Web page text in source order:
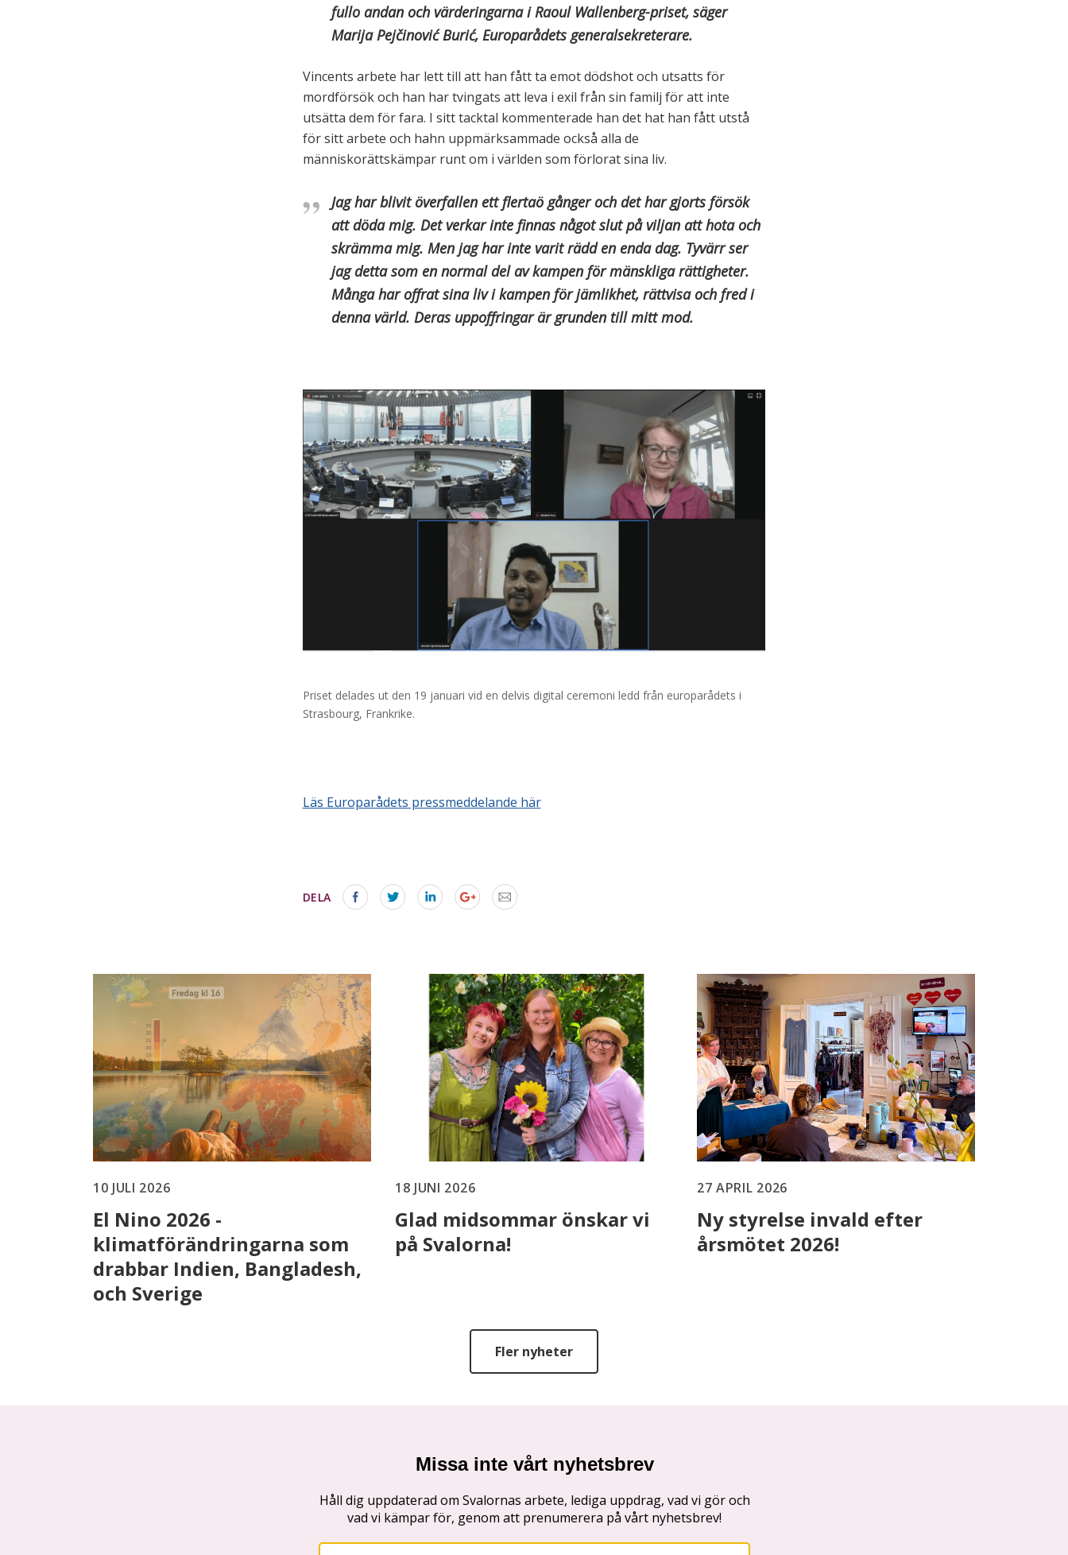
fullo andan och värderingarna i Raoul Wallenberg-priset, säger
Marija Pejčinović Burić, Europarådets generalsekreterare.
Vincents arbete har lett till att han fått ta emot dödshot och utsatts för
mordförsök och han har tvingats att leva i exil från sin familj för att inte
utsätta dem för fara. I sitt tacktal kommenterade han det hat han fått utstå
för sitt arbete och hahn uppmärksammade också alla de
människorättskämpar runt om i världen som förlorat sina liv.
Jag har blivit överfallen ett flertaö gånger och det har gjorts försök
att döda mig. Det verkar inte finnas något slut på viljan att hota och
skrämma mig. Men jag har inte varit rädd en enda dag. Tyvärr ser
jag detta som en normal del av kampen för mänskliga rättigheter.
Många har offrat sina liv i kampen för jämlikhet, rättvisa och fred i
denna värld. Deras uppoffringar är grunden till mitt mod.
Priset delades ut den 19 januari vid en delvis digital ceremoni ledd från europarådets i
Strasbourg, Frankrike.
Läs Europarådets pressmeddelande här
DELA
10 JULI 2026
El Nino 2026 -
klimatförändringarna som
drabbar Indien, Bangladesh,
och Sverige
18 JUNI 2026
Glad midsommar önskar vi
på Svalorna!
27 APRIL 2026
Ny styrelse invald efter
årsmötet 2026!
Fler nyheter